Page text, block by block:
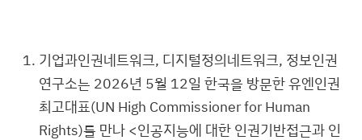
기업과인권네트워크, 디지털정의네트워크, 정보인권
연구소는 2026년 5월 12일 한국을 방문한 유엔인권
최고대표(UN High Commissioner for Human
Rights)를 만나 <인공지능에 대한 인권기반접근과 인